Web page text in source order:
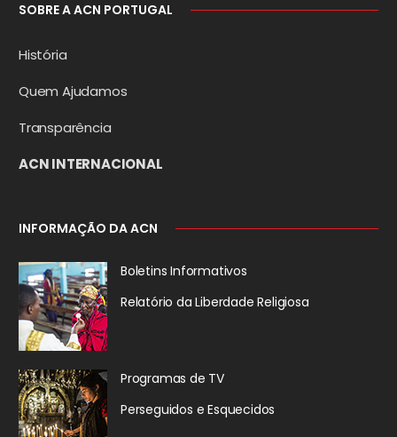
SOBRE A ACN PORTUGAL
História
Quem Ajudamos
Transparência
ACN INTERNACIONAL
INFORMAÇÃO DA ACN
Boletins Informativos
Relatório da Liberdade Religiosa
Programas de TV
Perseguidos e Esquecidos